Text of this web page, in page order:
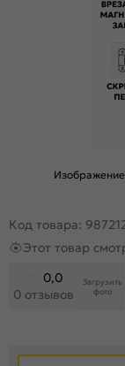
Изображение
Код товара:
Этот товар
0,0
0 отзывов
Загрузить
фото